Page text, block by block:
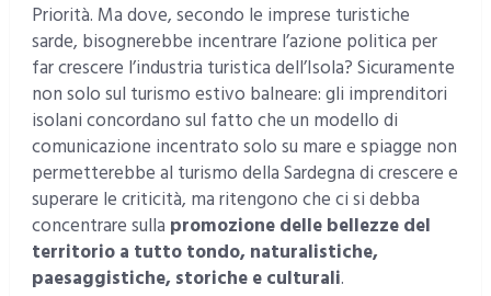
Priorità. Ma dove, secondo le imprese turistiche
sarde, bisognerebbe incentrare l’azione politica per
far crescere l’industria turistica dell’Isola? Sicuramente
non solo sul turismo estivo balneare: gli imprenditori
isolani concordano sul fatto che un modello di
comunicazione incentrato solo su mare e spiagge non
permetterebbe al turismo della Sardegna di crescere e
superare le criticità, ma ritengono che ci si debba
concentrare sulla promozione delle bellezze del
territorio a tutto tondo, naturalistiche,
paesaggistiche, storiche e culturali.